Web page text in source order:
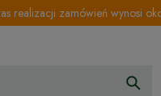
realizacji zamówień wynosi